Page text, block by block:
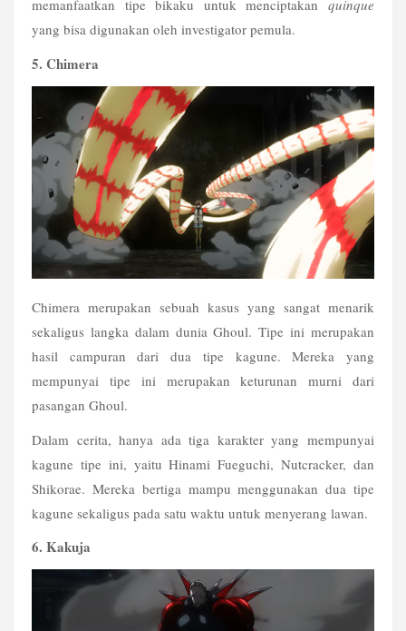
memanfaatkan tipe bikaku untuk menciptakan quinque
yang bisa digunakan oleh investigator pemula.
5. Chimera
Chimera merupakan sebuah kasus yang sangat menarik
sekaligus langka dalam dunia Ghoul. Tipe ini merupakan
hasil campuran dari dua tipe kagune. Mereka yang
mempunyai tipe ini merupakan keturunan murni dari
pasangan Ghoul.
Dalam cerita, hanya ada tiga karakter yang mempunyai
kagune tipe ini, yaitu Hinami Fueguchi, Nutcracker, dan
Shikorae. Mereka bertiga mampu menggunakan dua tipe
kagune sekaligus pada satu waktu untuk menyerang lawan.
6. Kakuja